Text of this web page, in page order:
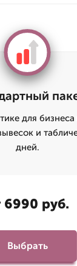
для
и
дней.
6990 руб.
Выбрать